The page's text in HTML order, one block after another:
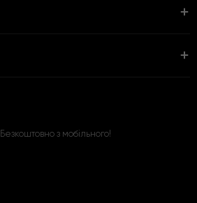
Безкоштовно з мобільного!